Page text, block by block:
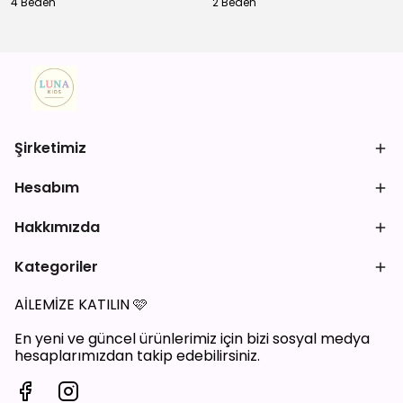
Şirketimiz
Hesabım
Hakkımızda
Kategoriler
AİLEMİZE KATILIN🩷
En yeni ve güncel ürünlerimiz için bizi sosyal medya
hesaplarımızdan takip edebilirsiniz.